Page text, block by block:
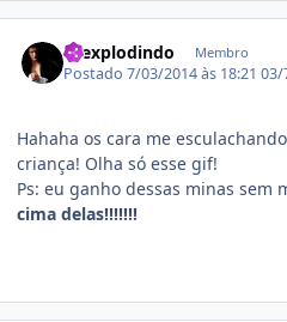
toexplodindo Membro
Postado7/03/2014 às 18:2103/
Hahaha os cara me
criança! Olha só esse gif!
Ps: eu ganho dessas minas sem
cima delas!!!!!!!